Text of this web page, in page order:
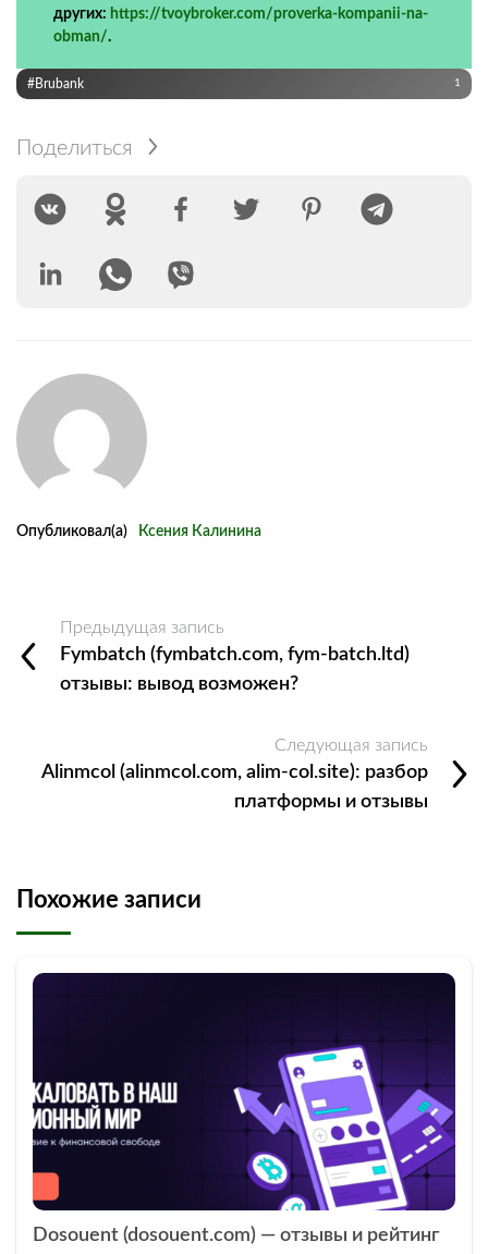
других: https://tvoybroker.com/proverka-kompanii-na-
obman/.
#Brubank 1
Поделиться
Опубликовал(а) Ксения Калинина
Предыдущая запись
Fymbatch (fymbatch.com, fym-batch.ltd)
отзывы: вывод возможен?
Следующая запись
Alinmcol (alinmcol.com, alim-col.site): разбор
платформы и отзывы
Похожие записи
Dosouent (dosouent.com) — отзывы и рейтинг